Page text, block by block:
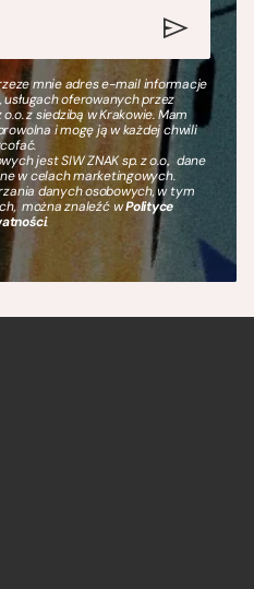
mnie adres e-mail informacje
oferowanych przez
z siedzibą w Krakowie. Mam
i mogę ją w każdej chwili
jest SIW ZNAK sp. z o.o., dane
w celach marketingowych.
danych osobowych, w tym
można znaleźć wPolityce
.